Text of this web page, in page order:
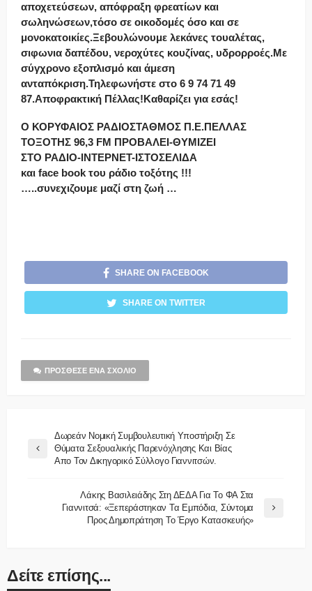
αποχετεύσεων, απόφραξη φρεατίων και
σωληνώσεων,τόσο σε οικοδομές όσο και σε
μονοκατοικίες.Ξεβουλώνουμε λεκάνες τουαλέτας,
σιφωνια δαπέδου, νεροχύτες κουζίνας, υδρορροές.Με
σύγχρονο εξοπλισμό και άμεση
ανταπόκριση.Τηλεφωνήστε στο 6 9 74 71 49
87.Αποφρακτική Πέλλας!Καθαρίζει για εσάς!
Ο ΚΟΡΥΦΑΙΟΣ ΡΑΔΙΟΣΤΑΘΜΟΣ Π.Ε.ΠΕΛΛΑΣ
ΤΟΞΟΤΗΣ 96,3 FM ΠΡΟΒΑΛΕΙ-ΘΥΜΙΖΕΙ
ΣΤΟ ΡΑΔΙΟ-ΙΝΤΕΡΝΕΤ-ΙΣΤΟΣΕΛΙΔΑ
και face book του ράδιο τοξότης !!!
…..συνεχιζουμε μαζί στη ζωή …
SHARE ON FACEBOOK
SHARE ON TWITTER
ΠΡΌΣΘΕΣΕ ΈΝΑ ΣΧΌΛΙΟ
Δωρεάν Νομική Συμβουλευτική Υποστήριξη Σε
Θύματα Σεξουαλικής Παρενόχλησης Και Βίας
Απο Τον Δικηγορικό Σύλλογο Γιαννιτσών.
Λάκης Βασιλειάδης Στη ΔΕΔΑ Για Το ΦΑ Στα
Γιαννιτσά: «Ξεπεράστηκαν Τα Εμπόδια, Σύντομα
Προς Δημοπράτηση Το Έργο Κατασκευής»
Δείτε επίσης...